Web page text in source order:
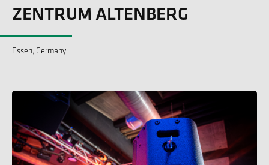
ZENTRUM ALTENBERG
Essen, Germany